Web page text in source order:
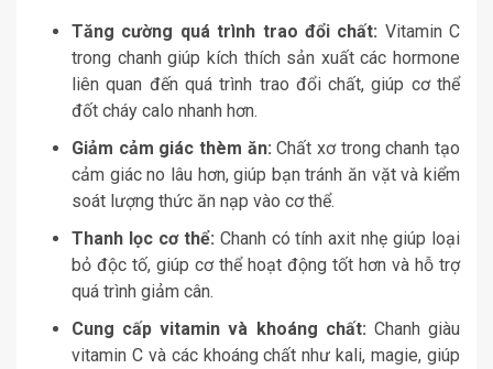
Tăng cường quá trình trao đổi chất: Vitamin C
trong chanh giúp kích thích sản xuất các hormone
liên quan đến quá trình trao đổi chất, giúp cơ thể
đốt cháy calo nhanh hơn.
Giảm cảm giác thèm ăn: Chất xơ trong chanh tạo
cảm giác no lâu hơn, giúp bạn tránh ăn vặt và kiểm
soát lượng thức ăn nạp vào cơ thể.
Thanh lọc cơ thể: Chanh có tính axit nhẹ giúp loại
bỏ độc tố, giúp cơ thể hoạt động tốt hơn và hỗ trợ
quá trình giảm cân.
Cung cấp vitamin và khoáng chất: Chanh giàu
vitamin C và các khoáng chất như kali, magie, giúp